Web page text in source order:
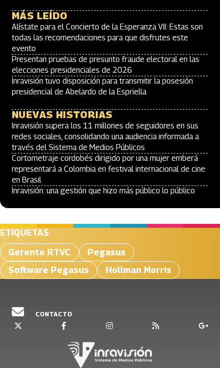
MÁS LEÍDO
Alístate para el Concierto de la Esperanza VII: Estas son
todas las recomendaciones para que disfrutes este
evento
Presentan pruebas de presunto fraude electoral en las
elecciones presidenciales de 2026
Inravisión tuvo disposición para transmitir la posesión
presidencial de Abelardo de la Espriella
NUEVAS HISTORIAS
Inravisión supera los 11 millones de seguidores en sus
redes sociales, consolidando una audiencia informada a
través del Sistema de Medios Públicos
Cortometraje cordobés dirigido por una mujer emberá
representará a Colombia en festival internacional de cine
en Brasil
Inravisión: una gestión que hizo más público lo público
ETIQUETAS
Gerente RTVC
Pegasus
Software Pegasus
Hollman Morris
CONTACTO